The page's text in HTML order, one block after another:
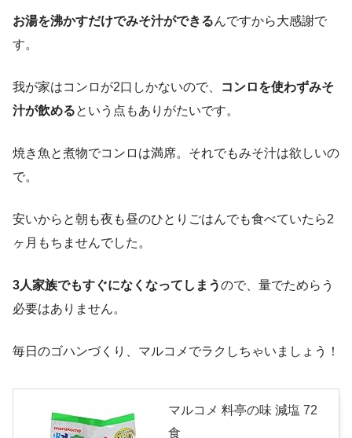
お湯を沸かすだけでみそ汁ができるんですから大感謝で
す。
我が家はコンロが2口しかないので、
コンロを使わずみそ
汁が飲めるという点もありがたいです。
焼き魚と煮物でコンロは満席。それでもみそ汁は欲しいの
で。
安いからと朝も夜も昼のひとりごはんでも食べていたら2
ヶ月もちませんでした。
3人家族でもすぐになくなってしまうので、量でためらう
必要はありません。
毎日のゴハンづくり、マルコメでラクしちゃいましょう！
マルコメ 料亭の味 減塩 72
食